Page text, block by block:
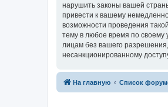
нарушить законы вашей
привести к вашему
возможности проведения
тему в любое время по своему
лицам без вашего
несанкционированному
На главную Список